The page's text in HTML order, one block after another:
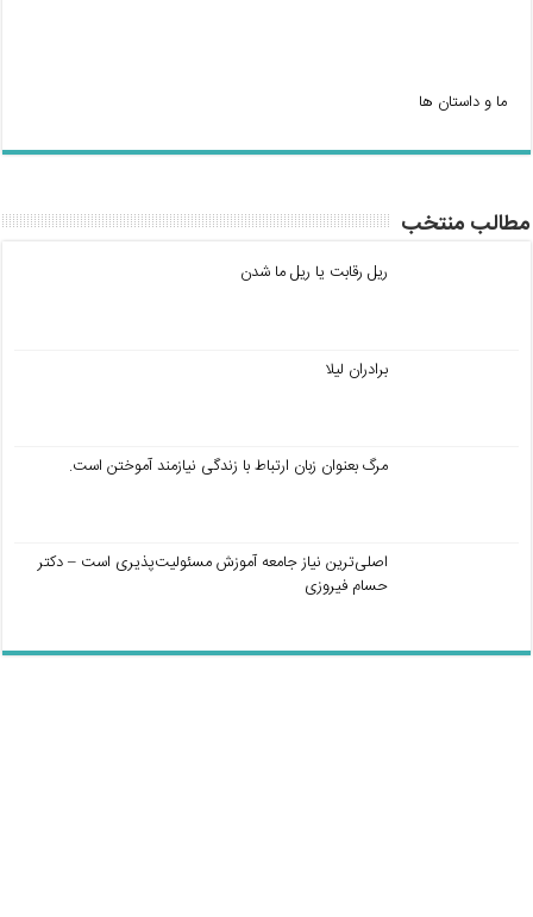
ما و داستان ها
مطالب منتخب
ریل رقابت یا ریل ما شدن
برادران لیلا
مرگ بعنوان زبان ارتباط با زندگی نیازمند آموختن است.
اصلی‌ترین نیاز جامعه آموزش مسئولیت‌پذیری است – دکتر
حسام فیروزی